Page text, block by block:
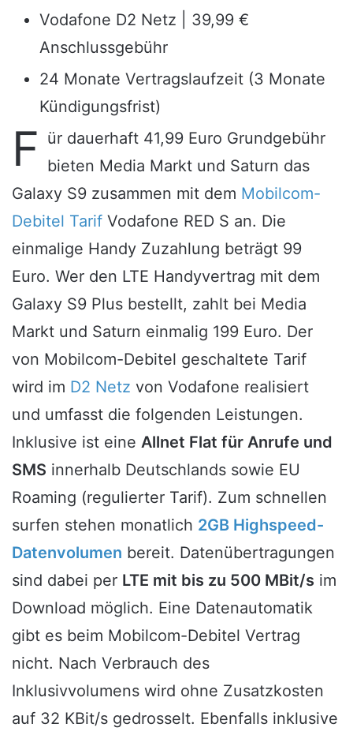
Vodafone D2 Netz | 39,99 €
Anschlussgebühr
24 Monate Vertragslaufzeit (3 Monate
Kündigungsfrist)
F ür dauerhaft 41,99 Euro Grundgebühr
bieten Media Markt und Saturn das
Galaxy S9 zusammen mit dem Mobilcom-
Debitel Tarif Vodafone RED S an. Die
einmalige Handy Zuzahlung beträgt 99
Euro. Wer den LTE Handyvertrag mit dem
Galaxy S9 Plus bestellt, zahlt bei Media
Markt und Saturn einmalig 199 Euro. Der
von Mobilcom-Debitel geschaltete Tarif
wird im D2 Netz von Vodafone realisiert
und umfasst die folgenden Leistungen.
Inklusive ist eine Allnet Flat für Anrufe und
SMS innerhalb Deutschlands sowie EU
Roaming (regulierter Tarif). Zum schnellen
surfen stehen monatlich 2GB Highspeed-
Datenvolumen bereit. Datenübertragungen
sind dabei per LTE mit bis zu 500 MBit/s im
Download möglich. Eine Datenautomatik
gibt es beim Mobilcom-Debitel Vertrag
nicht. Nach Verbrauch des
Inklusivvolumens wird ohne Zusatzkosten
auf 32 KBit/s gedrosselt. Ebenfalls inklusive